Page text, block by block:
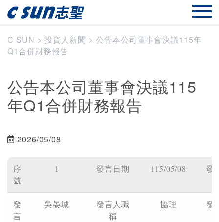
C SUN > 投資人新聞 > 公告本公司董事會決議115年
Q1合併財務報告
公告本公司董事會決議115
年Q1合併財務報告
2026/05/08
序
號
1 發言日期 115/05/08 發
發
言
吳晏城
發言人職
稱
協理
發